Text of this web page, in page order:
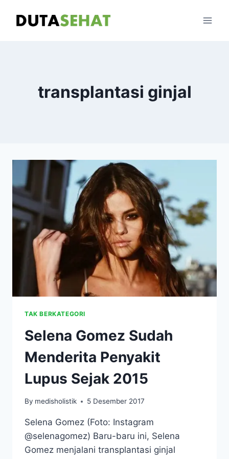
transplantasi ginjal
TAK BERKATEGORI
Selena Gomez Sudah
Menderita Penyakit
Lupus Sejak 2015
By medisholistik 5 Desember 2017
Selena Gomez (Foto: Instagram
@selenagomez) Baru-baru ini, Selena
Gomez menjalani transplantasi ginjal